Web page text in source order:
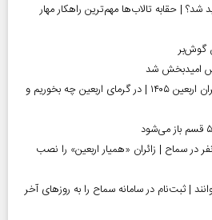
شد؟ | حقابه تالاب‌ها مهم‌ترین راهکار مهار
گوش‌بر
امیدبخش شد
توصیه‌های تغذیه‌ای برای زائران اربعین ۱۴۰۵ | در گرمای اربعین چه بخوریم و
در سماح | زائران «همیار اربعین» را نصب
ارز اربعین ۱۴۰۵ بخوانند | ثبت‌نام در سامانه سماح را به روز‌های آخر